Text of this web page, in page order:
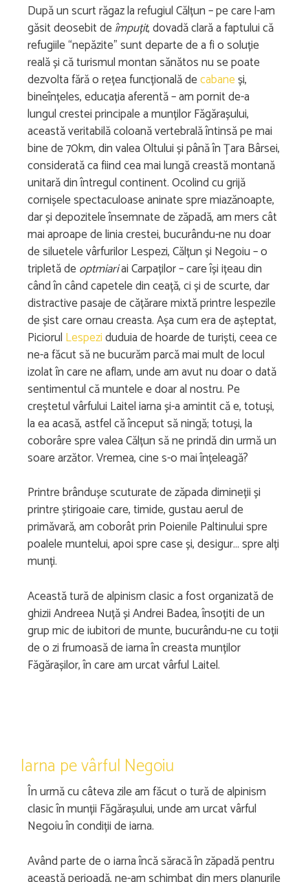
După un scurt răgaz la refugiul Călțun – pe care l-am
găsit deosebit deîmpuțit, dovadă clară a faptului că
refugiile “nepăzite” sunt departe de a fi o soluție
reală și că turismul montan sănătos nu se poate
dezvolta fără o rețea funcțională decabaneși,
bineînțeles, educația aferentă – am pornit de-a
lungul crestei principale a munților Făgărașului,
această veritabilă coloană vertebrală întinsă pe mai
bine de 70km, din valea Oltului și până în Țara Bârsei,
considerată ca fiind cea mai lungă creastă montană
unitară din întregul continent. Ocolind cu grijă
cornișele spectaculoase aninate spre miazănoapte,
dar și depozitele însemnate de zăpadă, am mers cât
mai aproape de linia crestei, bucurându-ne nu doar
de siluetele vârfurilor Lespezi, Călțun și Negoiu – o
tripletă deoptmiariai Carpaților – care își ițeau din
când în când capetele din ceață, ci și de scurte, dar
distractive pasaje de cățărare mixtă printre lespezile
de șist care ornau creasta. Așa cum era de așteptat,
Piciorul Lespeziduduia de hoarde de turiști, ceea ce
ne-a făcut să ne bucurăm parcă mai mult de locul
izolat în care ne aflam, unde am avut nu doar o dată
sentimentul că muntele e doar al nostru. Pe
creștetul vârfului Laitel iarna și-a amintit că e, totuși,
la ea acasă, astfel că început să ningă; totuși, la
coborâre spre valea Călțun să ne prindă din urmă un
soare arzător. Vremea, cine s-o mai înțeleagă?
Printre brândușe scuturate de zăpada dimineții și
printre știrigoaie care, timide, gustau aerul de
primăvară, am coborât prin Poienile Paltinului spre
poalele muntelui, apoi spre case și, desigur… spre alți
munți.
Această tură de alpinism clasic a fost organizată de
ghizii Andreea Nuță și Andrei Badea, însoțiti de un
grup mic de iubitori de munte, bucurându-ne cu toții
de o zi frumoasă de iarna în creasta munților
Făgărașilor, în care am urcat vârful Laitel.
Iarna pe vârful Negoiu
În urmă cu câteva zile am făcut o tură de alpinism
clasic în munții Făgărașului, unde am urcat vârful
Negoiu în condiții de iarna.
Având parte de o iarna încă săracă în zăpadă pentru